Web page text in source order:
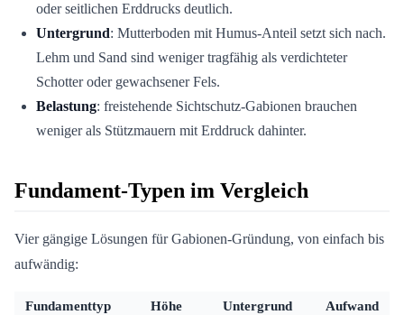
oder seitlichen Erddrucks deutlich.
Untergrund: Mutterboden mit Humus-Anteil setzt sich nach.
Lehm und Sand sind weniger tragfähig als verdichteter
Schotter oder gewachsener Fels.
Belastung: freistehende Sichtschutz-Gabionen brauchen
weniger als Stützmauern mit Erddruck dahinter.
Fundament-Typen im Vergleich
Vier gängige Lösungen für Gabionen-Gründung, von einfach bis
aufwändig:
Fundamenttyp Höhe Untergrund Aufwand